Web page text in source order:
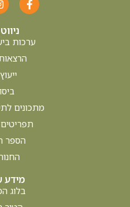
עקרונות בהרכבת ארוחה מזינה